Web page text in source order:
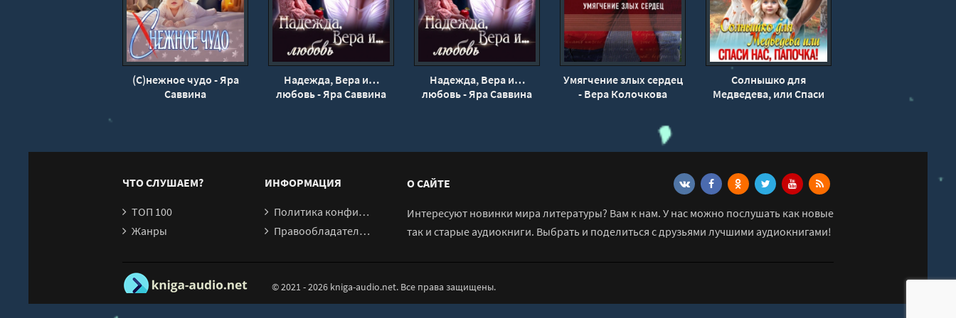
20
21
22
23
26
27
32
(С)нежное чудо - Яра
Саввина
Надежда, Вера и…
любовь - Яра Саввина
Надежда, Вера и…
любовь - Яра Саввина
Умягчение злых сердец
- Вера Колочкова
Солнышко для
Медведева, или Спаси
ЧТО СЛУШАЕМ?
ТОП 100
Жанры
ИНФОРМАЦИЯ
Политика конфиденциальности
Правообладателям
О САЙТЕ
Интересуют новинки мира литературы? Вам к нам. У нас можно послушать как новые
так и старые аудиокниги. Выбрать и поделиться с друзьями лучшими аудиокнигами!
© 2021 - 2026 kniga-audio.net. Все права защищены.